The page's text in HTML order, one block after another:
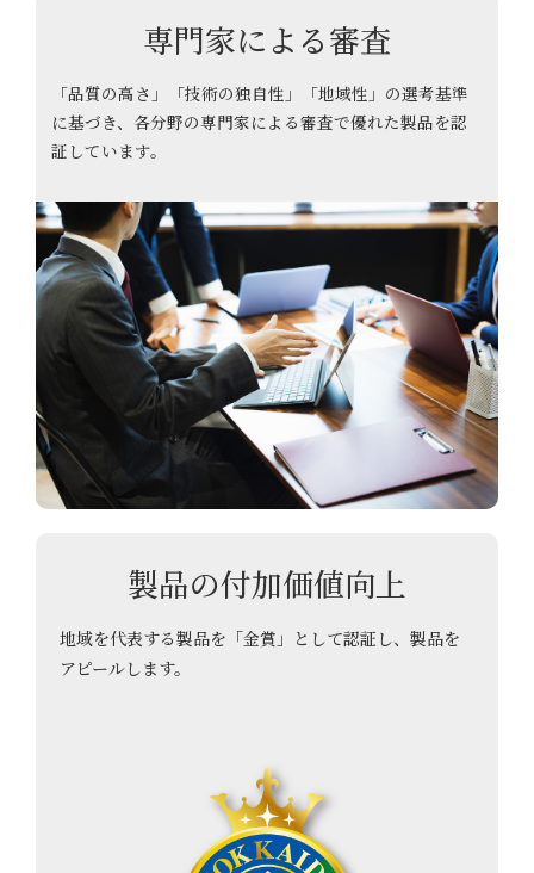
専門家による審査
「品質の高さ」「技術の独自性」「地域性」の選考基準
に基づき、各分野の専門家による審査で優れた製品を認
証しています。
製品の付加価値向上
地域を代表する製品を「金賞」として認証し、製品を
アピールします。